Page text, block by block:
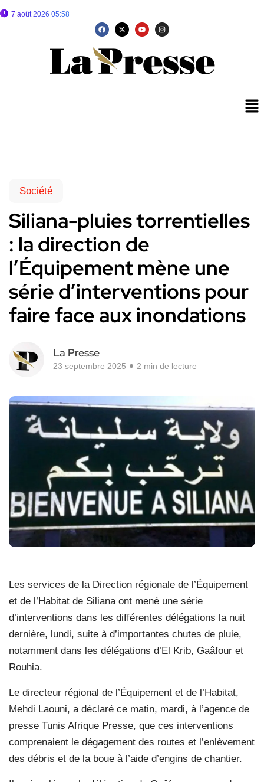
7 août 2026 05:58
Société
Siliana-pluies torrentielles
: la direction de
l’Équipement mène une
série d’interventions pour
faire face aux inondations
La Presse
23 septembre 2025 2 min de lecture
Les services de la Direction régionale de l’Équipement
et de l’Habitat de Siliana ont mené une série
d’interventions dans les différentes délégations la nuit
dernière, lundi, suite à d’importantes chutes de pluie,
notamment dans les délégations d’El Krib, Gaâfour et
Rouhia.
Le directeur régional de l’Équipement et de l’Habitat,
Mehdi Laouni, a déclaré ce matin, mardi, à l’agence de
presse Tunis Afrique Presse, que ces interventions
comprenaient le dégagement des routes et l’enlèvement
des débris et de la boue à l’aide d’engins de chantier.